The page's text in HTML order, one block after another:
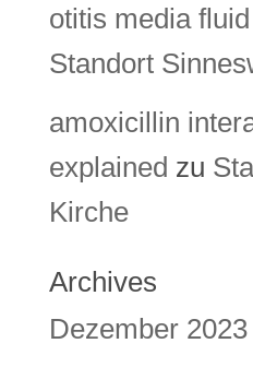
otitis media
Standort
amoxicillin
explained zu
Kirche
Archives
Dezember 2023